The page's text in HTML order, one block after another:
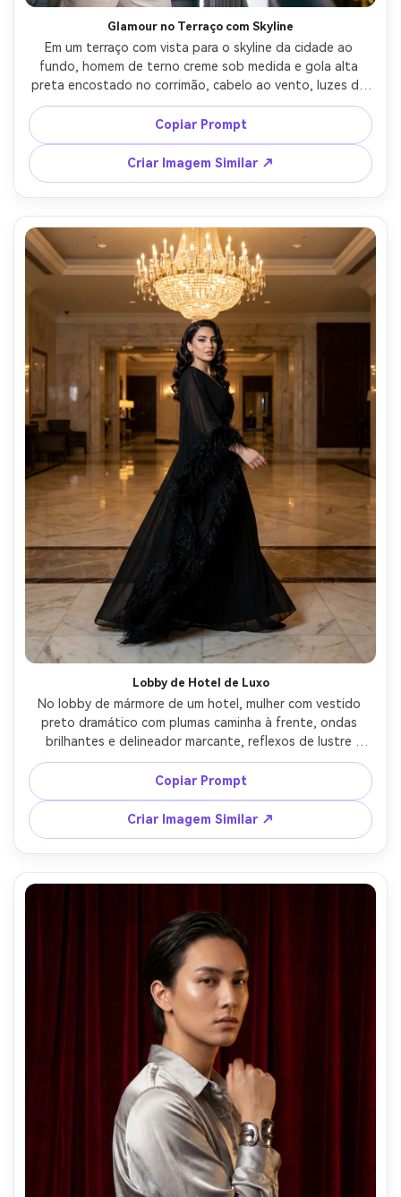
Glamour no Terraço com Skyline
Em um terraço com vista para o skyline da cidade ao
fundo, homem de terno creme sob medida e gola alta
preta encostado no corrimão, cabelo ao vento, luzes de
bokeh douradas ao fundo, luz ambiente mista com LED
suave, Canon EOS R5 85mm f/1.4, retrato de três quartos,
glamour confiante de noite, sombras naturais, olhos
nítidos, cor cinematográfica, alta resolução --ar 4:5
Copiar Prompt
Criar Imagem Similar ↗
Lobby de Hotel de Luxo
No lobby de mármore de um hotel, mulher com vestido
preto dramático com plumas caminha à frente, ondas
brilhantes e delineador marcante, reflexos de lustre
acima, luz principal suave com reflexos especulares
controlados, Sony A1 35mm f/1.4, enquadramento full ou
três quartos, energia do glamour high-fashion, textura de
pele realista, foco nítido, contraste editorial, alta
resolução --ar 4:5
Copiar Prompt
Criar Imagem Similar ↗